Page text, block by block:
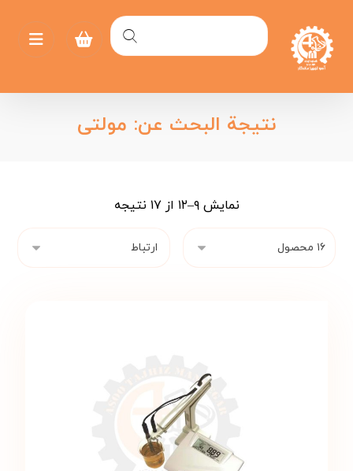
نتيجة البحث عن: مولتی
نمایش ۹–۱۲ از ۱۷ نتیجه